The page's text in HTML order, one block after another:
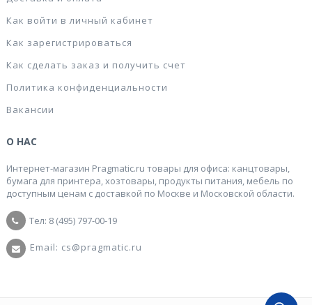
Как войти в личный кабинет
Как зарегистрироваться
Как сделать заказ и получить счет
Политика конфиденциальности
Вакансии
О НАС
Интернет-магазин Pragmatic.ru товары для офиса: канцтовары,
бумага для принтера, хозтовары, продукты питания, мебель по
доступным ценам с доставкой по Москве и Московской области.
Тел: 8 (495) 797-00-19
Email: cs@pragmatic.ru